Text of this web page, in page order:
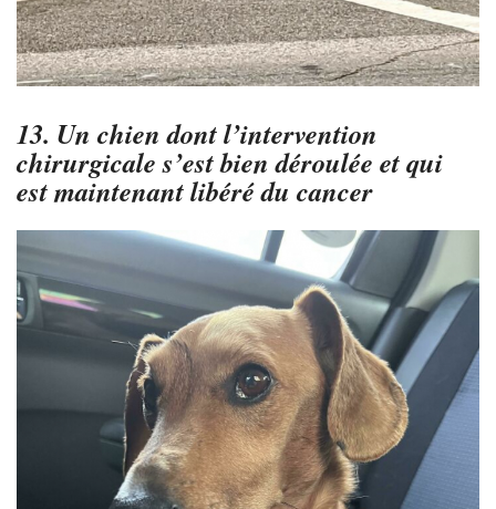
13. Un chien dont l’intervention
chirurgicale s’est bien déroulée et qui
est maintenant libéré du cancer